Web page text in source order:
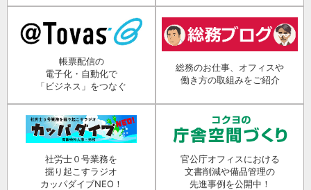
帳票配信の
電子化・自動化で
「ビジネス」をつなぐ
総務のお仕事、オフィスや
働き方の取組みをご紹介
社労士０号業務を
掘り起こすラジオ
カッパダイブNEO！
官公庁オフィスにおける
文書削減や備品管理の
先進事例を公開中！